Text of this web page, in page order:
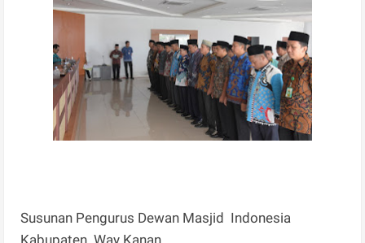
Susunan Pengurus Dewan Masjid Indonesia
Kabupaten Way Kanan